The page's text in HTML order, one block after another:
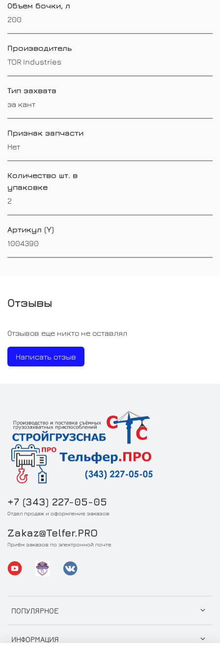
Объем бочки, л
200
Производитель
TOR Industries
Тип захвата
за кант
Признак запчасти
Нет
Количество шт. в
упаковке
2
Артикул (Y)
1004390
Отзывы
Отзывов еще никто не оставлял
Написать отзыв
ПОПУЛЯРНОЕ
ИНФОРМАЦИЯ
+7 (343) 227-05-05
Отдел продаж и оформление заказов
Zakaz@Telfer.PRO
Приём заказов по электронной почте